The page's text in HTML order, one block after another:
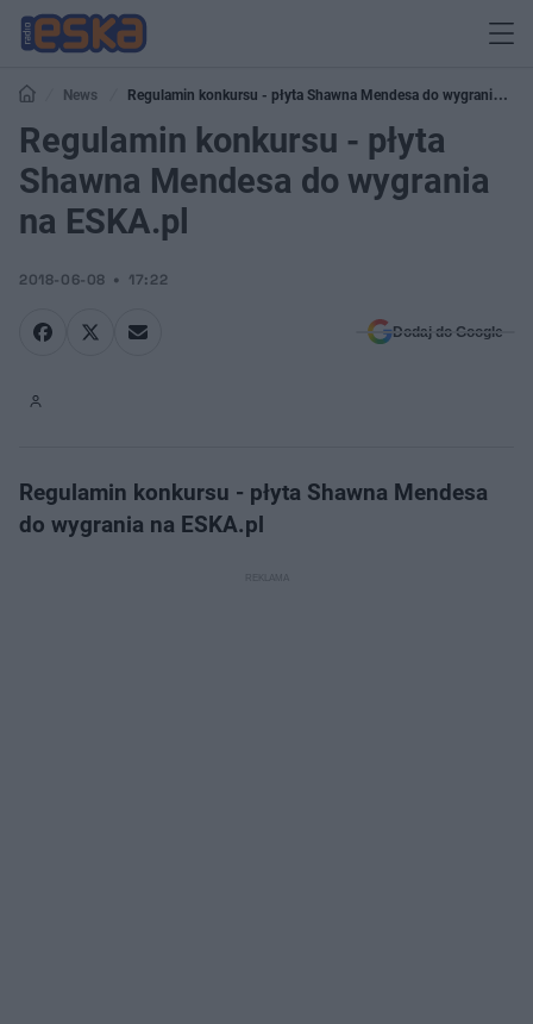
News
Regulamin konkursu - płyta Shawna Mendesa do wygrania na
ESKA.pl
Regulamin konkursu - płyta
Shawna Mendesa do wygrania
na ESKA.pl
2018-06-08 17:22
Dodaj do Google
Regulamin konkursu - płyta Shawna Mendesa
do wygrania na ESKA.pl